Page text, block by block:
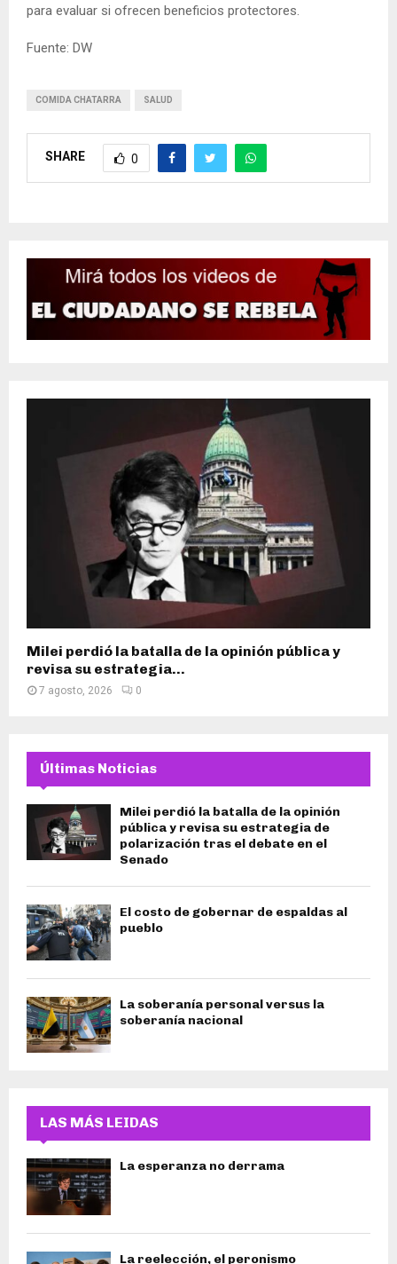
para evaluar si ofrecen beneficios protectores.
Fuente: DW
COMIDA CHATARRA SALUD
SHARE 0
Milei perdió la batalla de la opinión pública y
revisa su estrategia...
7 agosto, 2026 0
Últimas Noticias
Milei perdió la batalla de la opinión
pública y revisa su estrategia de
polarización tras el debate en el
Senado
El costo de gobernar de espaldas al
pueblo
La soberanía personal versus la
soberanía nacional
LAS MÁS LEIDAS
La esperanza no derrama
La reelección, el peronismo